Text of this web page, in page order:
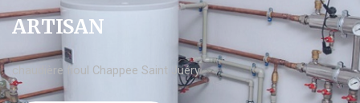
ARTISAN
chaudière fioul Chappee Saint Juéry